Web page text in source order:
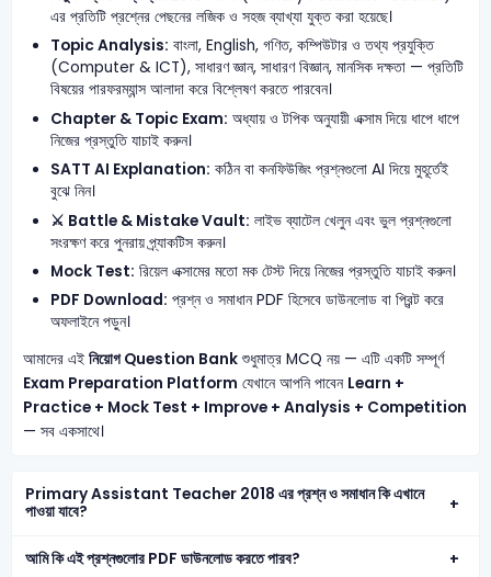
এর প্রতিটি প্রশ্নের পেছনের লজিক ও সহজ ব্যাখ্যা যুক্ত করা হয়েছে।
Topic Analysis: বাংলা, English, গণিত, কম্পিউটার ও তথ্য প্রযুক্তি
(Computer & ICT), সাধারণ জ্ঞান, সাধারণ বিজ্ঞান, মানসিক দক্ষতা — প্রতিটি
বিষয়ের পারফরম্যান্স আলাদা করে বিশ্লেষণ করতে পারবেন।
Chapter & Topic Exam: অধ্যায় ও টপিক অনুযায়ী এক্সাম দিয়ে ধাপে ধাপে
নিজের প্রস্তুতি যাচাই করুন।
SATT AI Explanation: কঠিন বা কনফিউজিং প্রশ্নগুলো AI দিয়ে মুহূর্তেই
বুঝে নিন।
⚔️ Battle & Mistake Vault: লাইভ ব্যাটেল খেলুন এবং ভুল প্রশ্নগুলো
সংরক্ষণ করে পুনরায় প্র্যাকটিস করুন।
Mock Test: রিয়েল এক্সামের মতো মক টেস্ট দিয়ে নিজের প্রস্তুতি যাচাই করুন।
PDF Download: প্রশ্ন ও সমাধান PDF হিসেবে ডাউনলোড বা প্রিন্ট করে
অফলাইনে পড়ুন।
আমাদের এই নিয়োগ Question Bankশুধুমাত্র MCQ নয় — এটি একটি সম্পূর্ণ
Exam Preparation Platform যেখানে আপনি পাবেন Learn +
Practice + Mock Test + Improve + Analysis + Competition
— সব একসাথে।
Primary Assistant Teacher 2018 এর প্রশ্ন ও সমাধান কি এখানে
পাওয়া যাবে?
আমি কি এই প্রশ্নগুলোর PDF ডাউনলোড করতে পারব?